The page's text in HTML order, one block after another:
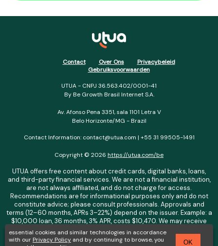
Contact Over Ons
Privacybeleid
Gebruiksvoorwaarden
UTUA - CNPJ 36.563.402/0001-41
By Be Growth Brasil Internet S.A.
Av. Afonso Pena 3351, sala 1101 Letra V
Belo Horizonte/MG - Brazil
Contact Information: contact@utua.com | +55 31 99505-1491
Copyright © 2026 https://utua.com/be
UTUA offers free content about credit cards, digital banks, loans,
and third-party financial services. We are not a financial institution,
are not always affiliated, and do not charge for access.
Recommendations are for informational purposes only and do not
constitute advice; please consult professionals. Approvals and
terms (12–60 months, APRs 3–22%) depend on the issuer. Example: a
$10,000 loan, 36 months, 3% APR, costs $10,470. We may receive
affiliate commissions. We comply with LGPD, GDPR, and CCPA; you
may access or delete your data. Transfers use safeguards. See our
essential cookies and similar technologies in accordance
with our Privacy Policy and by continuing to browse, you
OK